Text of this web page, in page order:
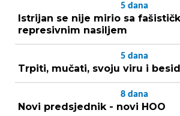
5 dana
Istrijan se nije mirio sa
represivnim nasiljem
5 dana
Trpiti, mučati, svoju viru i
8 dana
Novi predsjednik - novi HOO